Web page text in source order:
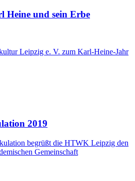
Heine und sein Erbe
Leipzig e. V. zum Karl-Heine-Jahr
2019
begrüßt die HTWK Leipzig den
Gemeinschaft